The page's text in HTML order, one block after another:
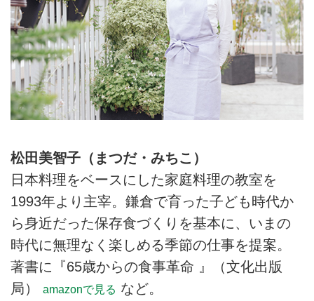
松田美智子（まつだ・みちこ）
日本料理をベースにした家庭料理の教室を
1993年より主宰。鎌倉で育った子ども時代か
ら身近だった保存食づくりを基本に、いまの
時代に無理なく楽しめる季節の仕事を提案。
著書に『65歳からの食事革命 』（文化出版
局）
amazonで見る など。